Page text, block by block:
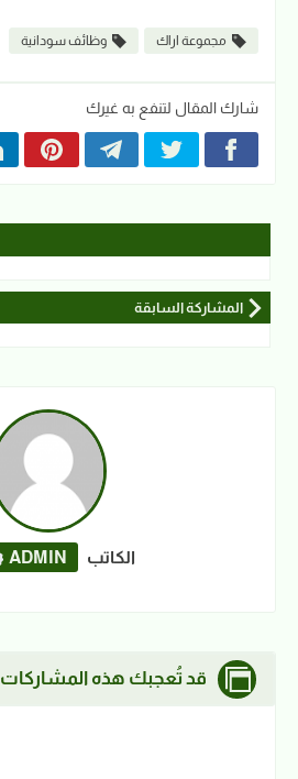
مجموعة اراك وظائف سودانية
شارك المقال لتنفع به غيرك
المشاركة السابقة
الكاتب ADMIN
قد تُعجبك هذه المشاركات